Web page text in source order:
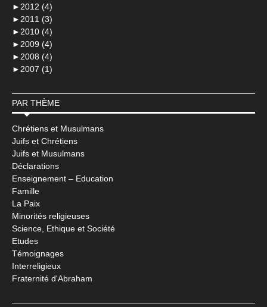
► 2012 (4)
► 2011 (3)
► 2010 (4)
► 2009 (4)
► 2008 (4)
► 2007 (1)
PAR THÈME
Chrétiens et Musulmans
Juifs et Chrétiens
Juifs et Musulmans
Déclarations
Enseignement – Education
Famille
La Paix
Minorités religieuses
Science, Ethique et Société
Etudes
Témoignages
Interreligieux
Fraternité d'Abraham